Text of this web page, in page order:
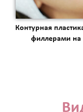
Контурная
филлерами на